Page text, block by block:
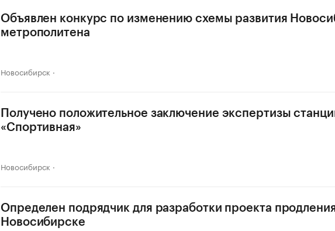
Объявлен конкурс по изменению схемы развития
метрополитена
Новосибирск
Получено положительное заключение экспертизы
«Спортивная»
Новосибирск
Определен подрядчик для разработки проекта
Новосибирске